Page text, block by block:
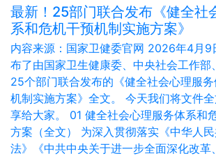
最新！25部门联合发布《健全社
系和危机干预机制实施方案》
内容来源：国家卫健委官网 2026年4月9
布了由国家卫生健康委、中央社会工作部
25个部门联合发布的《健全社会心理服
机制实施方案》全文。 今天我们将文件
享给大家。 01 健全社会心理服务体系和
方案（全文） 为深入贯彻落实《中华人
法》《中共中央关于进一步全面深化改革